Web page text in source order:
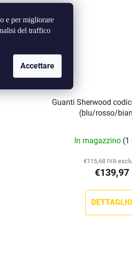
e per migliorare
del traffico
Accettare
Guanti Sherwood
(blu/rosso/
In magazzino (1
€115,68 IVA
€139,97
DETTAGLIO